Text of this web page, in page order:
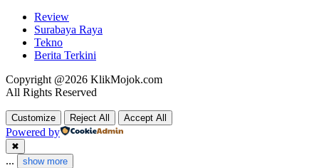
Review
Surabaya Raya
Tekno
Berita Terkini
Copyright @2026 KlikMojok.com
All Rights Reserved
Customize Reject All Accept All
Powered by
✖
... show more